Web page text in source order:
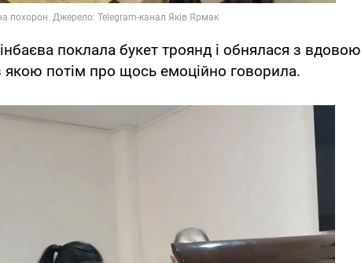
поклала букет троянд і обнялася з вдовою
якою потім про щось емоційно говорила.